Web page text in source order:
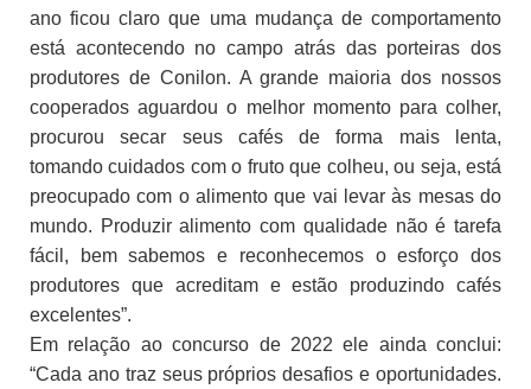
ano ficou claro que uma mudança de comportamento
está acontecendo no campo atrás das porteiras dos
produtores de Conilon. A grande maioria dos nossos
cooperados aguardou o melhor momento para colher,
procurou secar seus cafés de forma mais lenta,
tomando cuidados com o fruto que colheu, ou seja, está
preocupado com o alimento que vai levar às mesas do
mundo. Produzir alimento com qualidade não é tarefa
fácil, bem sabemos e reconhecemos o esforço dos
produtores que acreditam e estão produzindo cafés
excelentes”.
Em relação ao concurso de 2022 ele ainda conclui:
“Cada ano traz seus próprios desafios e oportunidades.